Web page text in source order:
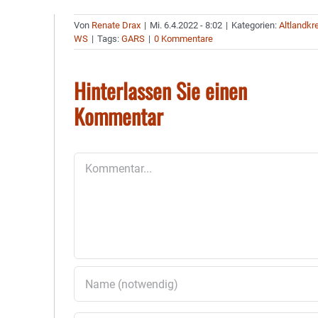
Von Renate Drax | Mi. 6.4.2022 - 8:02 | Kategorien:
WS | Tags:GARS | 0 Kommentare
Hinterlassen Sie einen
Kommentar